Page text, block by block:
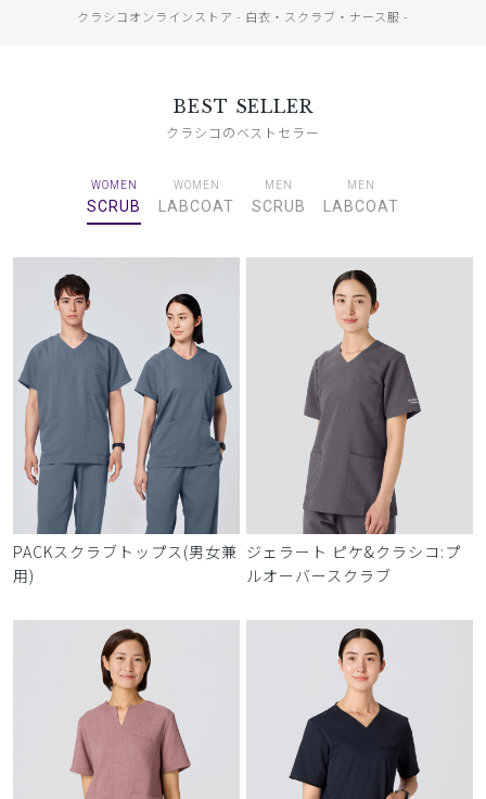
クラシコオンラインストア - 白衣・スクラブ・ナース服 -
BEST SELLER
クラシコのベストセラー
WOMEN
SCRUB
WOMEN
LABCOAT
MEN
SCRUB
MEN
LABCOAT
PACKスクラブトップス(男女兼
用)
ジェラート ピケ&クラシコ:プ
ルオーバースクラブ